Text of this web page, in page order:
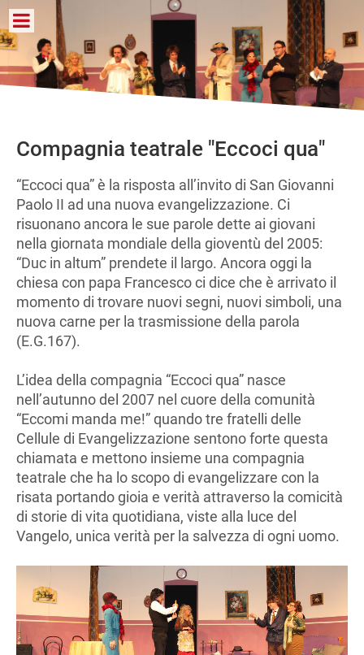
Compagnia teatrale "Eccoci qua"
“Eccoci qua” è la risposta all’invito di San Giovanni
Paolo II ad una nuova evangelizzazione. Ci
risuonano ancora le sue parole dette ai giovani
nella giornata mondiale della gioventù del 2005:
“Duc in altum” prendete il largo. Ancora oggi la
chiesa con papa Francesco ci dice che è arrivato il
momento di trovare nuovi segni, nuovi simboli, una
nuova carne per la trasmissione della parola
(E.G.167).
L’idea della compagnia “Eccoci qua” nasce
nell’autunno del 2007 nel cuore della comunità
“Eccomi manda me!” quando tre fratelli delle
Cellule di Evangelizzazione sentono forte questa
chiamata e mettono insieme una compagnia
teatrale che ha lo scopo di evangelizzare con la
risata portando gioia e verità attraverso la comicità
di storie di vita quotidiana, viste alla luce del
Vangelo, unica verità per la salvezza di ogni uomo.